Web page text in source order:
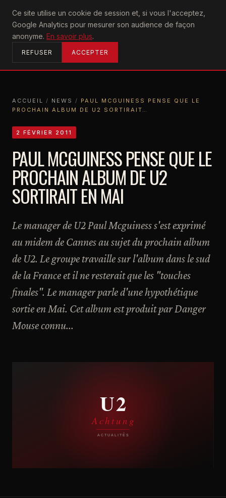
Ce site utilise un cookie de session et, si vous l'acceptez,
Google Analytics pour mesurer son audience de façon
anonyme. En savoir plus.
REFUSER ACCEPTER
U2achtung
ACCUEIL
ACCUEIL / NEWS / PAUL MCGUINESS PENSE QUE LE
PROCHAIN ALBUM DE U2 SORTIRAIT…
2 FÉVRIER 2011
PAUL MCGUINESS PENSE QUE LE
PROCHAIN ALBUM DE U2
SORTIRAIT EN MAI
Le manager de U2 Paul Mcguiness s'est exprimé
au midem de Cannes au sujet du prochain album
de U2. Le groupe travaille sur l'album dans le sud
de la France et il ne resterait que les "touches
finales". Le manager parle d'une hypothétique
sortie en Mai. Cet album est produit par Danger
Mouse connu...